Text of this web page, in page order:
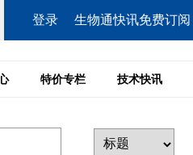
登录 生物通快讯免费订阅
特价专栏 技术快讯